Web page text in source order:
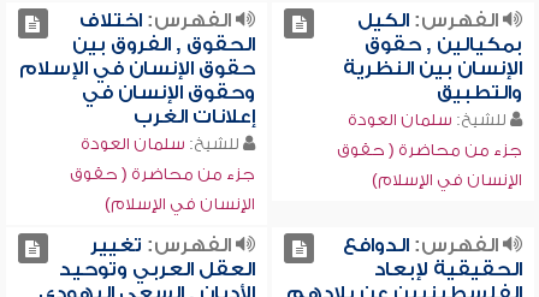
الفهرس:الكيل
بمكيالين , حقوق
الإنسان بين النظرية
والتطبيق
للشيخ: سلمان العودة
جزء من محاضرة ( حقوق
الإنسان في الإسلام)
الفهرس:اختلاف
الحقوق , الفروق بين
حقوق الإنسان في الإسلام
وحقوق الإنسان في
إعلانات الغرب
للشيخ: سلمان العودة
جزء من محاضرة ( حقوق
الإنسان في الإسلام)
الفهرس:الدوافع
الحقيقية لإبعاد
الفهرس: تغيير
العقل العربي وتوحيد